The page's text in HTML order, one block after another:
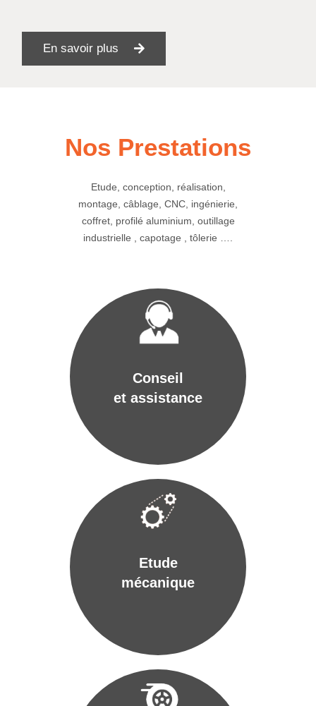
En savoir plus
Nos Prestations
Etude, conception, réalisation,
montage, câblage, CNC, ingénierie,
coffret, profilé aluminium, outillage
industrielle , capotage , tôlerie ….
Conseil
et assistance
Etude
mécanique